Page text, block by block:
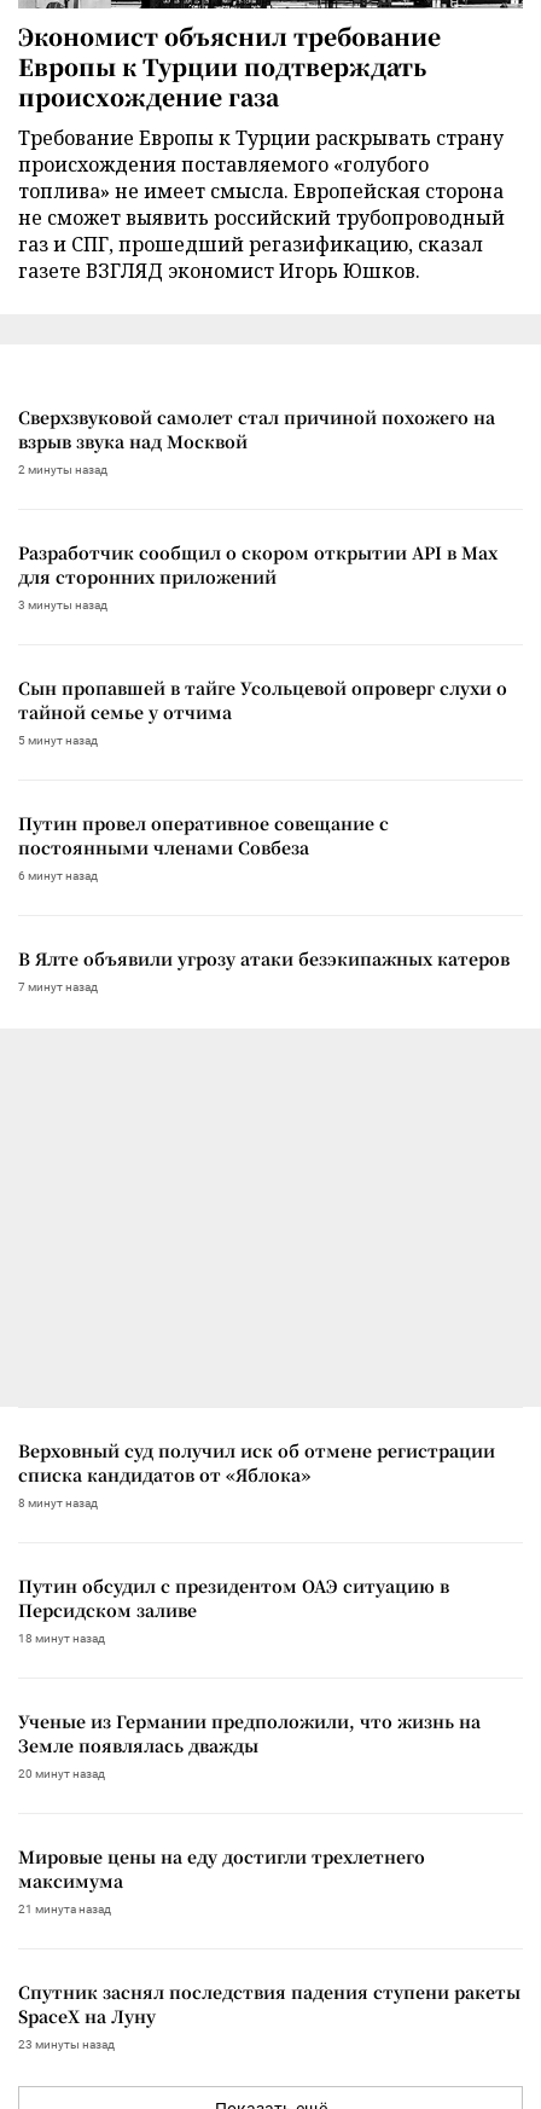
Экономист объяснил требование
Европы к Турции подтверждать
происхождение газа
Требование Европы к Турции раскрывать страну
происхождения поставляемого «голубого
топлива» не имеет смысла. Европейская сторона
не сможет выявить российский трубопроводный
газ и СПГ, прошедший регазификацию, сказал
газете ВЗГЛЯД экономист Игорь Юшков.
Сверхзвуковой самолет стал причиной похожего на
взрыв звука над Москвой
2 минуты назад
Разработчик сообщил о скором открытии API в Max
для сторонних приложений
3 минуты назад
Сын пропавшей в тайге Усольцевой опроверг слухи о
тайной семье у отчима
5 минут назад
Путин провел оперативное совещание с
постоянными членами Совбеза
6 минут назад
В Ялте объявили угрозу атаки безэкипажных катеров
7 минут назад
Верховный суд получил иск об отмене регистрации
списка кандидатов от «Яблока»
8 минут назад
Путин обсудил с президентом ОАЭ ситуацию в
Персидском заливе
18 минут назад
Ученые из Германии предположили, что жизнь на
Земле появлялась дважды
20 минут назад
Мировые цены на еду достигли трехлетнего
максимума
21 минута назад
Спутник заснял последствия падения ступени ракеты
SpaceX на Луну
23 минуты назад